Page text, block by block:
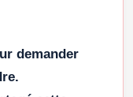
demander